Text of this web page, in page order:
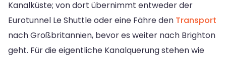
Kanalküste; von dort übernimmt entweder der
Eurotunnel Le Shuttle oder eine Fähre den Transport
nach Großbritannien, bevor es weiter nach Brighton
geht. Für die eigentliche Kanalquerung stehen wie